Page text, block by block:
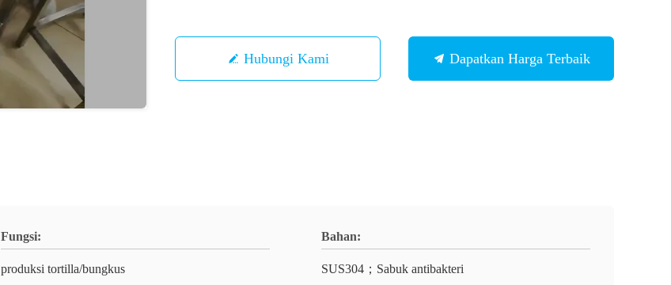
Hubungi Kami Dapatkan Harga Terbaik
Fungsi:
produksi tortilla/bungkus
Bahan:
SUS304；Sabuk antibakteri